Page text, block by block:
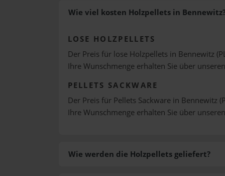
Wie viel kosten Holzpellets in
LOSE HOLZPELLETS
Der Preis für lose Holzpellets in Bennewitz
Ihre Wunschmenge erhalten Sie über unseren
PELLETS SACKWARE
Der Preis für Pellets Sackware in Bennewitz
Ihre Wunschmenge erhalten Sie über unseren
Wie werden die Holzpellets geliefert?